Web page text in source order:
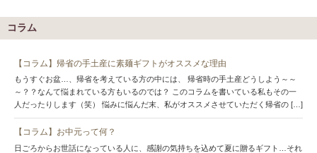
コラム
【コラム】帰省の手土産に素麺ギフトがオススメな理由
もうすぐお盆…、帰省を考えている方の中には、 帰省時の手土産どうしよう～～
～？？なんて悩まれている方もいるのでは？ このコラムを書いている私もその一
人だったりします（笑） 悩みに悩んだ末、私がオススメさせていただく帰省の […]
【コラム】お中元って何？
日ごろからお世話になっている人に、感謝の気持ちを込めて夏に贈るギフト…それ